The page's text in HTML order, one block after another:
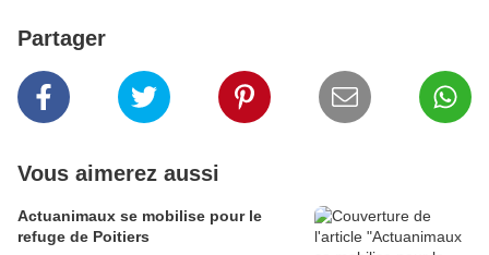
Partager
Vous aimerez aussi
Actuanimaux se mobilise pour le
refuge de Poitiers